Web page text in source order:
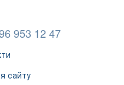
953 12 47
сайту